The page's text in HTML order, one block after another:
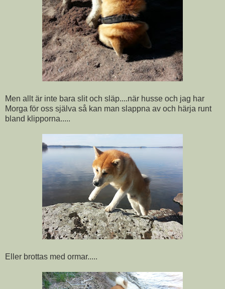
Men allt är inte bara slit och släp....när husse och jag har
Morga för oss själva så kan man slappna av och härja runt
bland klipporna.....
Eller brottas med ormar.....